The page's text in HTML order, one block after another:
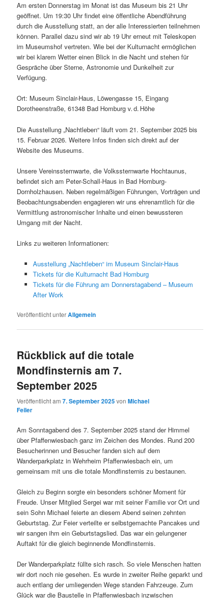
Am ersten Donnerstag im Monat ist das Museum bis 21 Uhr
geöffnet. Um 19:30 Uhr findet eine öffentliche Abendführung
durch die Ausstellung statt, an der alle Interessierten teilnehmen
können. Parallel dazu sind wir ab 19 Uhr erneut mit Teleskopen
im Museumshof vertreten. Wie bei der Kulturnacht ermöglichen
wir bei klarem Wetter einen Blick in die Nacht und stehen für
Gespräche über Sterne, Astronomie und Dunkelheit zur
Verfügung.
Ort: Museum Sinclair-Haus, Löwengasse 15, Eingang
Dorotheenstraße, 61348 Bad Homburg v. d. Höhe
Die Ausstellung „Nachtleben“ läuft vom 21. September 2025 bis
15. Februar 2026. Weitere Infos finden sich direkt auf der
Website des Museums.
Unsere Vereinssternwarte, die Volkssternwarte Hochtaunus,
befindet sich am Peter-Schall-Haus in Bad Homburg-
Dornholzhausen. Neben regelmäßigen Führungen, Vorträgen und
Beobachtungsabenden engagieren wir uns ehrenamtlich für die
Vermittlung astronomischer Inhalte und einen bewussteren
Umgang mit der Nacht.
Links zu weiteren Informationen:
Ausstellung „Nachtleben“ im Museum Sinclair-Haus
Tickets für die Kulturnacht Bad Homburg
Tickets für die Führung am Donnerstagabend – Museum
After Work
Veröffentlicht unterAllgemein
Rückblick auf die totale
Mondfinsternis am 7.
September 2025
Veröffentlicht am7. September 2025vonMichael
Feiler
Am Sonntagabend des 7. September 2025 stand der Himmel
über Pfaffenwiesbach ganz im Zeichen des Mondes. Rund 200
Besucherinnen und Besucher fanden sich auf dem
Wanderparkplatz in Wehrheim Pfaffenwiesbach ein, um
gemeinsam mit uns die totale Mondfinsternis zu bestaunen.
Gleich zu Beginn sorgte ein besonders schöner Moment für
Freude. Unser Mitglied Sergei war mit seiner Familie vor Ort und
sein Sohn Michael feierte an diesem Abend seinen zehnten
Geburtstag. Zur Feier verteilte er selbstgemachte Pancakes und
wir sangen ihm ein Geburtstagslied. Das war ein gelungener
Auftakt für die gleich beginnende Mondfinsternis.
Der Wanderparkplatz füllte sich rasch. So viele Menschen hatten
wir dort noch nie gesehen. Es wurde in zweiter Reihe geparkt und
auch entlang der umliegenden Wege standen Fahrzeuge. Zum
Glück war die Baustelle in Pfaffenwiesbach inzwischen